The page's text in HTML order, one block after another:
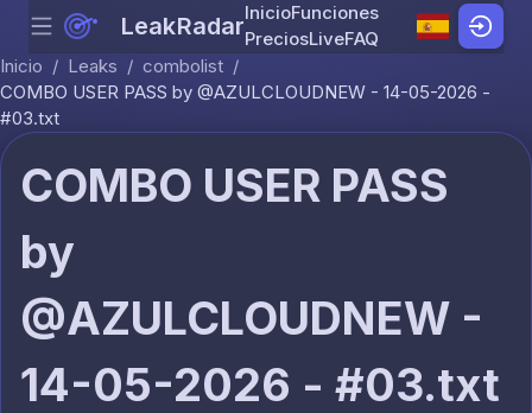
Skip to content
Menu LeakRadarInicioFunciones
PreciosLiveFAQ
Inicio / Leaks / combolist /
COMBO USER PASS by @AZULCLOUDNEW - 14-05-2026 -
#03.txt
COMBO USER PASS
by
@AZULCLOUDNEW -
14-05-2026 - #03.txt